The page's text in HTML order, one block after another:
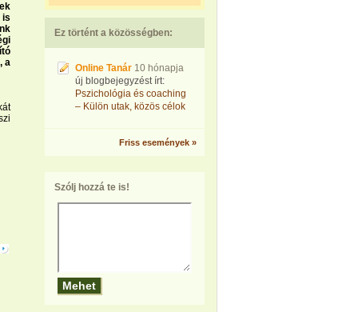
is
a
Ez történt a közösségben:
Online Tanár 10 hónapja
új blogbejegyzést írt:
Pszichológia és coaching
– Külön utak, közös célok
Friss események »
Szólj hozzá te is!